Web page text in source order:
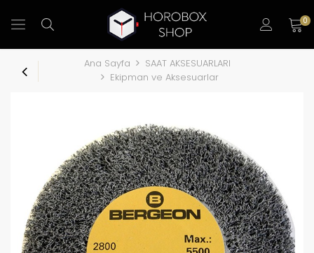
0
Ana Sayfa
SAAT AKSESUARLARI
Ekipman ve Aksesuarlar